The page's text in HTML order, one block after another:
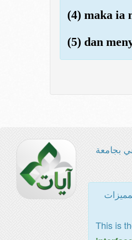
(4) maka ia
(5) dan
بجامعة
This is